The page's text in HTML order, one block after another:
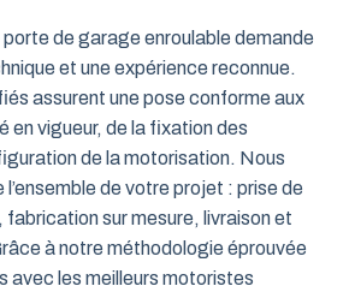
porte de garage enroulable demande
et une expérience reconnue.
assurent une pose conforme aux
en vigueur, de la fixation des
de la motorisation. Nous
l’ensemble de votre projet : prise de
sur mesure, livraison et
à notre méthodologie éprouvée
avec les meilleurs motoristes